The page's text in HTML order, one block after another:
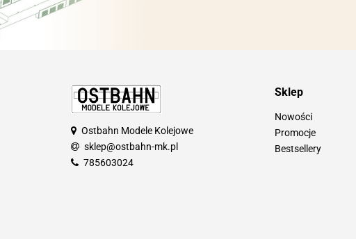
Ostbahn Modele Kolejowe
sklep@ostbahn-mk.pl
785603024
Sklep
Nowości
Promocje
Bestsellery